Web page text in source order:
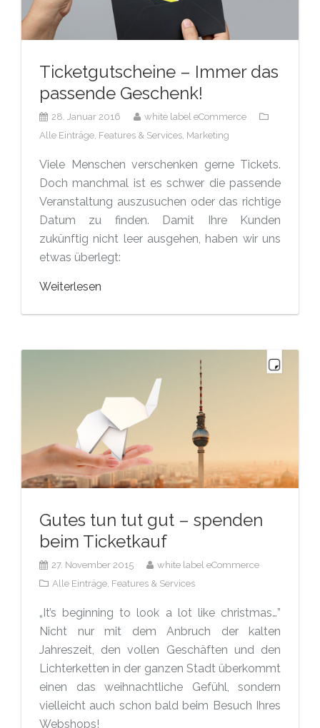
Ticketgutscheine – Immer das
passende Geschenk!
28. Januar 2016
white label eCommerce
Alle Einträge, Features & Services, Marketing
Viele Menschen verschenken gerne Tickets.
Doch manchmal ist es schwer die passende
Veranstaltung auszusuchen oder das richtige
Datum zu finden. Damit Ihre Kunden
zukünftig nicht leer ausgehen, haben wir uns
etwas überlegt:
Weiterlesen
Gutes tun tut gut – spenden
beim Ticketkauf
27. November 2015
white label eCommerce
Alle Einträge, Features & Services
„It’s beginning to look a lot like christmas…”
Nicht nur mit dem Anbruch der kalten
Jahreszeit, den vollen Geschäften und den
Lichterketten in der ganzen Stadt überkommt
einen das weihnachtliche Gefühl, sondern
vielleicht auch schon bald beim Besuch Ihres
Webshops!